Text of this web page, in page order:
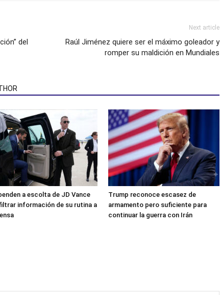
del
Next article
Raúl Jiménez quiere ser el máximo goleador y
romper su maldición en Mundiales
a escolta de JD Vance
información de su rutina a
Trump reconoce escasez de
armamento pero suficiente para
continuar la guerra con Irán